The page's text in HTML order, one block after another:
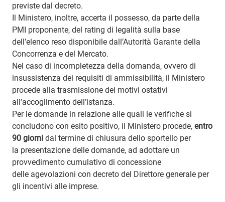
previste dal decreto.
Il Ministero, inoltre, accerta il possesso, da parte della
PMI proponente, del rating di legalità sulla base
dell’elenco reso disponibile dall’Autorità Garante della
Concorrenza e del Mercato.
Nel caso di incompletezza della domanda, ovvero di
insussistenza dei requisiti di ammissibilità, il Ministero
procede alla trasmissione dei motivi ostativi
all’accoglimento dell’istanza.
Per le domande in relazione alle quali le verifiche si
concludono con esito positivo, il Ministero procede, entro
90 giorni dal termine di chiusura dello sportello per
la presentazione delle domande, ad adottare un
provvedimento cumulativo di concessione
delle agevolazioni con decreto del Direttore generale per
gli incentivi alle imprese.